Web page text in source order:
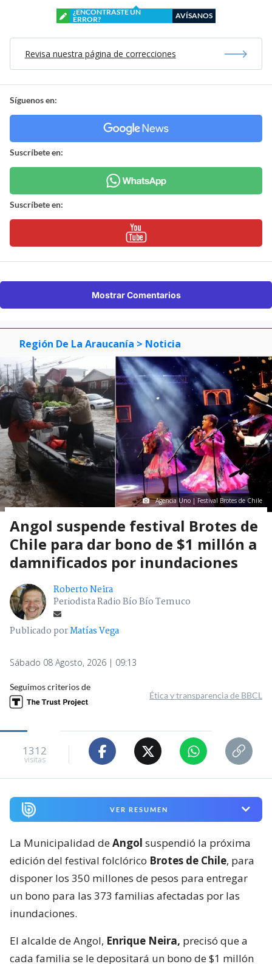
¿ENCONTRASTE UN
ERROR?
AVÍSANOS
Revisa nuestra página de correcciones
Síguenos en:
Suscríbete en:
Suscríbete en:
Mostrar Comentarios
Región De La Araucanía > Noticia
Agencia Uno | Festival Brotes de Chile
Angol suspende festival Brotes de
Chile para dar bono de $1 millón a
damnificados por inundaciones
Roberto Neira
Periodista Radio Bío Bío Temuco
Publicado porMatías Vega
Sábado 08 Agosto, 2026 | 09:13
Seguimos criterios de
Ética y transparencia de BBCL
1312
visitas
VER RESUMEN
La Municipalidad deAngol suspendió la próxima
edición del festival folclórico Brotes de Chile, para
disponer los 350 millones de pesos para entregar
un bono para las 373 familias afectadas por las
inundaciones.
El alcalde de Angol, Enrique Neira, precisó que a
cada familia se le depositará un bono de $1 millón